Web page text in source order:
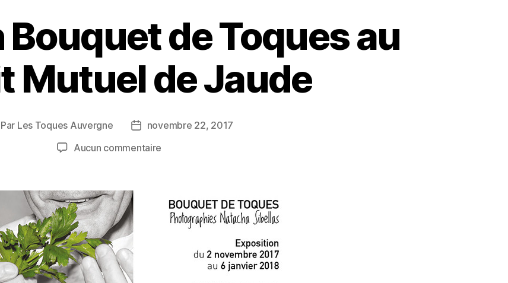
de Toques au
Mutuel de Jaude
Par Les Toques Auvergne
novembre 22, 2017
Aucun commentaire